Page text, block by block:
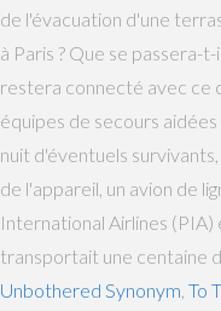
de l'évacuation d'une
à Paris ? Que se passera-
restera connecté avec ce
équipes de secours
nuit d'éventuels
de l'appareil, un avion de
International Airlines
transportait une centaine
Unbothered Synonym To